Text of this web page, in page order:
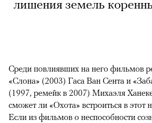
лишения земель
Среди повлиявших на него фильмов
«Слона» (2003) Гаса Ван Сента и
(1997, ремейк в 2007) Михаэля
сможет ли «Охота» встроиться в этот
Если из фильмов о неспособности